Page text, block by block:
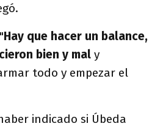
Hay que hacer un balance,
bien y mal y
todo y empezar el
indicado si Úbeda